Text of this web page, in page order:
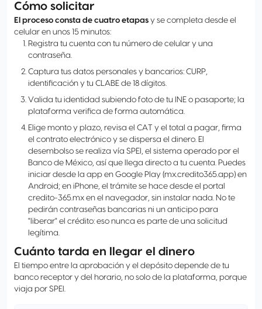
Cómo solicitar
El proceso consta de cuatro etapas y se completa desde el
celular en unos 15 minutos:
Registra tu cuenta con tu número de celular y una
contraseña.
Captura tus datos personales y bancarios: CURP,
identificación y tu CLABE de 18 dígitos.
Valida tu identidad subiendo foto de tu INE o pasaporte; la
plataforma verifica de forma automática.
Elige monto y plazo, revisa el CAT y el total a pagar, firma
el contrato electrónico y se dispersa el dinero. El
desembolso se realiza vía SPEI, el sistema operado por el
Banco de México, así que llega directo a tu cuenta. Puedes
iniciar desde la app en Google Play (mx.credito365.app) en
Android; en iPhone, el trámite se hace desde el portal
credito-365.mx en el navegador, sin instalar nada. No te
pedirán contraseñas bancarias ni un anticipo para
"liberar" el crédito: eso nunca es parte de una solicitud
legítima.
Cuánto tarda en llegar el dinero
El tiempo entre la aprobación y el depósito depende de tu
banco receptor y del horario, no solo de la plataforma, porque
viaja por SPEI.